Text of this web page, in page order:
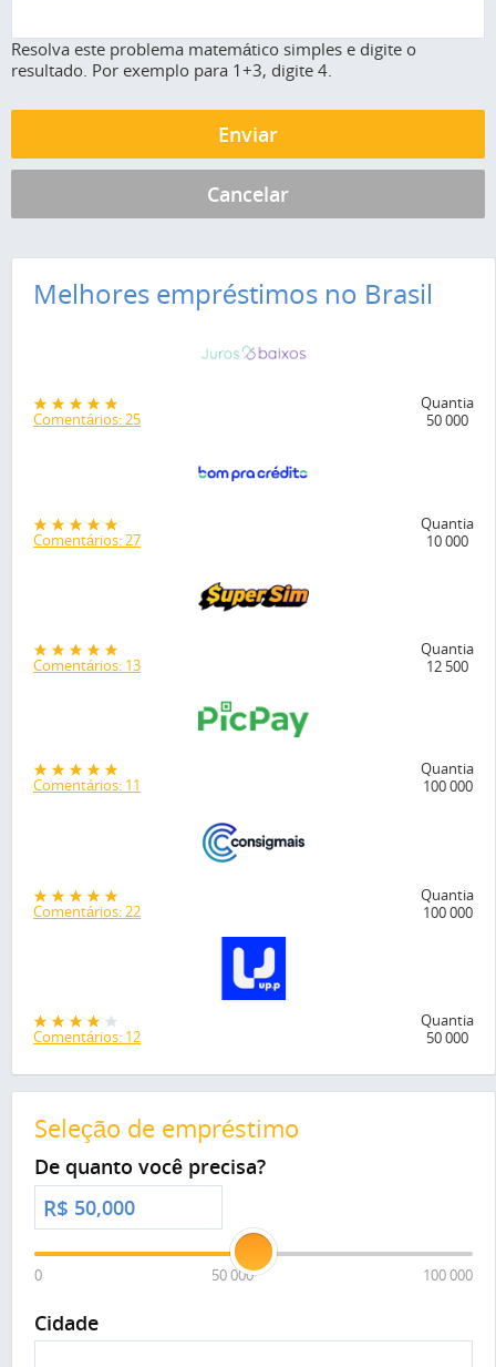
Resolva este problema matemático simples e digite o
resultado. Por exemplo para 1+3, digite 4.
Melhores empréstimos no Brasil
Comentários: 25
Quantia
50 000
Comentários: 27
Quantia
10 000
Comentários: 13
Quantia
12 500
Comentários: 11
Quantia
100 000
Comentários: 22
Quantia
100 000
Comentários: 12
Quantia
50 000
Seleção de empréstimo
De quanto você precisa?
R$
0 50 000 100 000
Cidade